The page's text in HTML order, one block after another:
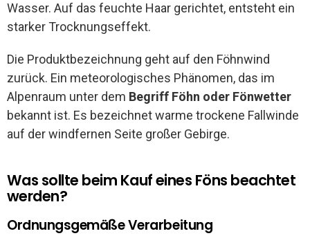
Wasser. Auf das feuchte Haar gerichtet, entsteht ein
starker Trocknungseffekt.
Die Produktbezeichnung geht auf den Föhnwind
zurück. Ein meteorologisches Phänomen, das im
Alpenraum unter dem Begriff Föhn oder Fönwetter
bekannt ist. Es bezeichnet warme trockene Fallwinde
auf der windfernen Seite großer Gebirge.
Was sollte beim Kauf eines Föns beachtet
werden?
Ordnungsgemäße Verarbeitung